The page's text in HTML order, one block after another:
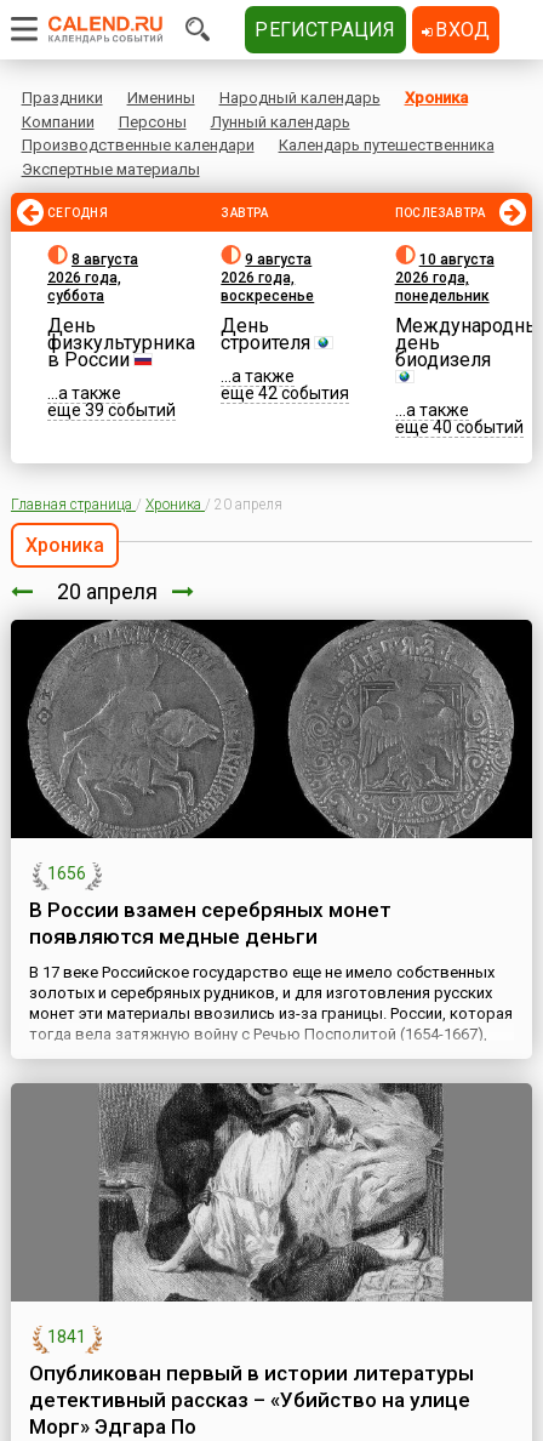
Праздники Именины Народный календарь
Хроника
Компании
Персоны
Лунный календарь
Производственные календари
Календарь путешественника
Экспертные материалы
СЕГОДНЯ
8 августа
2026 года,
суббота
День
физкультурника
в России
...а также
еще 39 событий
ЗАВТРА
9 августа
2026 года,
воскресенье
День
строителя
...а также
еще 42 события
ПОСЛЕЗАВТРА
10 августа
2026 года,
понедельник
день
биодизеля
...а также
еще 40 событий
Главная страница / Хроника / 20 апреля
Хроника
20 апреля
1656
В России взамен серебряных монет
появляются медные деньги
В 17 веке Российское государство еще не имело собственных
золотых и серебряных рудников, и для изготовления русских
монет эти материалы ввозились из-за границы. России, которая
тогда вела затяжную войну с Речью Посполитой (1654-1667),
требовались огромные суммы на содержание армии и для
хватало. Тогда было решено ввести в оборот медные д...
1841
Опубликован первый в истории литературы
детективный рассказ – «Убийство на улице
Морг» Эдгара По
РЕГИСТРАЦИЯ ВХОД